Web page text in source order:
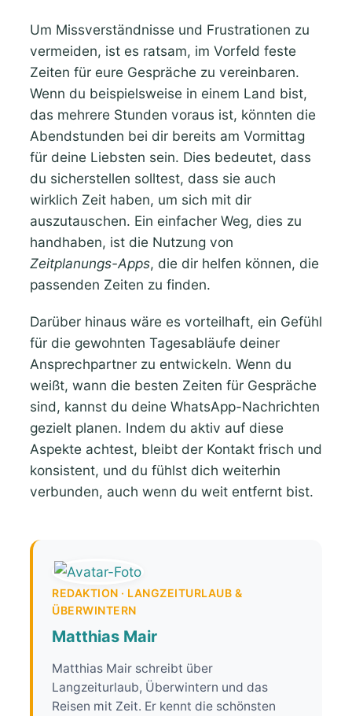
Um Missverständnisse und Frustrationen zu
vermeiden, ist es ratsam, im Vorfeld feste
Zeiten für eure Gespräche zu vereinbaren.
Wenn du beispielsweise in einem Land bist,
das mehrere Stunden voraus ist, könnten die
Abendstunden bei dir bereits am Vormittag
für deine Liebsten sein. Dies bedeutet, dass
du sicherstellen solltest, dass sie auch
wirklich Zeit haben, um sich mit dir
auszutauschen. Ein einfacher Weg, dies zu
handhaben, ist die Nutzung von
Zeitplanungs-Apps, die dir helfen können, die
passenden Zeiten zu finden.
Darüber hinaus wäre es vorteilhaft, ein Gefühl
für die gewohnten Tagesabläufe deiner
Ansprechpartner zu entwickeln. Wenn du
weißt, wann die besten Zeiten für Gespräche
sind, kannst du deine WhatsApp-Nachrichten
gezielt planen. Indem du aktiv auf diese
Aspekte achtest, bleibt der Kontakt frisch und
konsistent, und du fühlst dich weiterhin
verbunden, auch wenn du weit entfernt bist.
REDAKTION · LANGZEITURLAUB &
ÜBERWINTERN
Matthias Mair
Matthias Mair schreibt über
Langzeiturlaub, Überwintern und das
Reisen mit Zeit. Er kennt die schönsten